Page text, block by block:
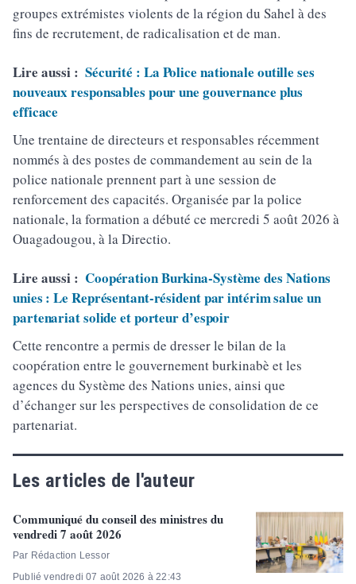
groupes extrémistes violents de la région du Sahel à des
fins de recrutement, de radicalisation et de man.
Lire aussi : Sécurité : La Police nationale outille ses
nouveaux responsables pour une gouvernance plus
efficace
Une trentaine de directeurs et responsables récemment
nommés à des postes de commandement au sein de la
police nationale prennent part à une session de
renforcement des capacités. Organisée par la police
nationale, la formation a débuté ce mercredi 5 août 2026 à
Ouagadougou, à la Directio.
Lire aussi : Coopération Burkina-Système des Nations
unies : Le Représentant-résident par intérim salue un
partenariat solide et porteur d’espoir
Cette rencontre a permis de dresser le bilan de la
coopération entre le gouvernement burkinabè et les
agences du Système des Nations unies, ainsi que
d’échanger sur les perspectives de consolidation de ce
partenariat.
Les articles de l'auteur
Communiqué du conseil des ministres du
vendredi 7 août 2026
Par Rédaction Lessor
Publié vendredi 07 août 2026 à 22:43